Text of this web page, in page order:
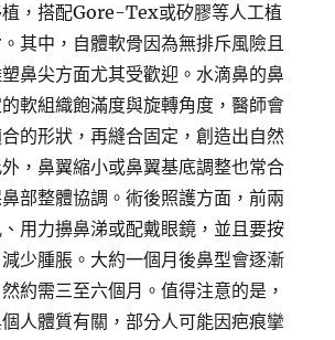
，搭配Gore-Tex或矽膠等人工植
其中，自體軟骨因為無排斥風險且
鼻尖方面尤其受歡迎。水滴鼻的鼻
軟組織飽滿度與旋轉角度，醫師會
的形狀，再縫合固定，創造出自然
，鼻翼縮小或鼻翼基底調整也常合
部整體協調。術後照護方面，前兩
用力擤鼻涕或配戴眼鏡，並且要按
少腫脹。大約一個月後鼻型會逐漸
約需三至六個月。值得注意的是，
人體質有關，部分人可能因疤痕攣